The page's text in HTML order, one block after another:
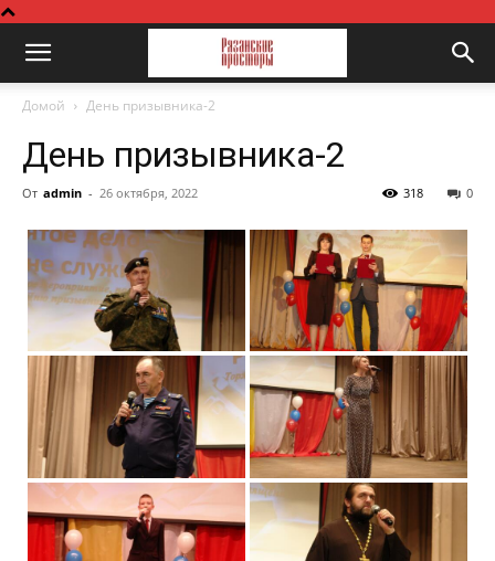
Домой День призывника-2
День призывника-2
От admin - 26 октября, 2022 0
318